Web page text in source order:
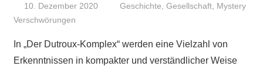
10. Dezember 2020 Niki Vogt
Geschichte ,Gesellschaft Mystery
Verschwörungen
In „Der Dutroux-Komplex“ werden eine Vielzahl von
Erkenntnissen in kompakter und verständlicher Weise